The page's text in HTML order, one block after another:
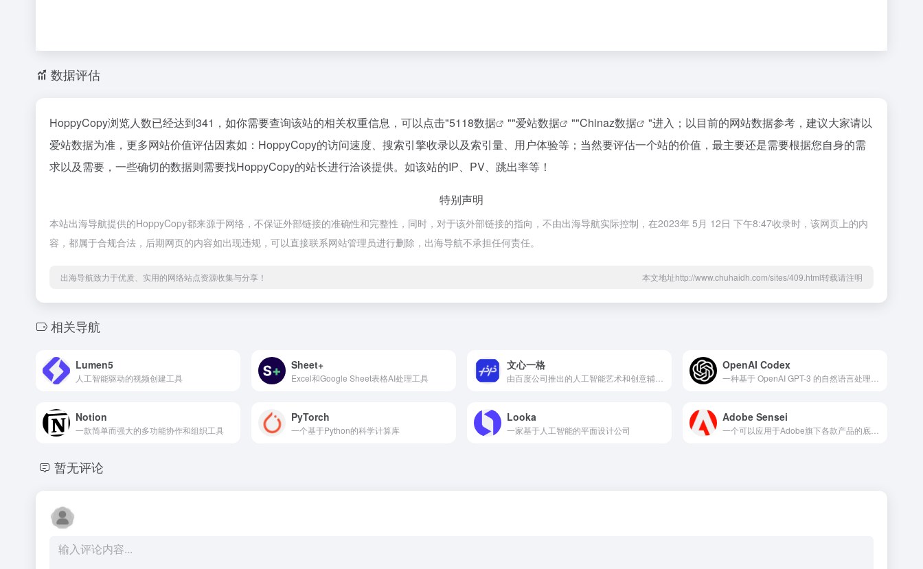
数据评估
HoppyCopy浏览人数已经达到341，如你需要查询该站的相关权重信息，可以点击"5118数据 ""爱站数据 ""Chinaz数据
"进入；以目前的网站数据参考，建议大家请以
爱站数据为准，更多网站价值评估因素如：HoppyCopy的访问速度、搜索引擎收录以及索引量、用户体验等；当然要评估一个站的价值，最主要还是需要根据您自身的需
求以及需要，一些确切的数据则需要找HoppyCopy的站长进行洽谈提供。如该站的IP、PV、跳出率等！
特别声明
本站出海导航提供的HoppyCopy都来源于网络，不保证外部链接的准确性和完整性，同时，对于该外部链接的指向，不由出海导航实际控制，在2023年 5月 12日 下午8:47收录时，该网页上的内
容，都属于合规合法，后期网页的内容如出现违规，可以直接联系网站管理员进行删除，出海导航不承担任何责任。
出海导航致力于优质、实用的网络站点资源收集与分享！ 本文地址http://www.chuhaidh.com/sites/409.html转载请注明
相关导航
Lumen5
人工智能驱动的视频创建工具
Sheet+
Excel和Google Sheet表格AI处理工具
文心一格 OpenAI Codex
Notion
一款简单而强大的多功能协作和组织工具
PyTorch
一个基于Python的科学计算库
Looka
一家基于人工智能的平面设计公司
Adobe Sensei
暂无评论